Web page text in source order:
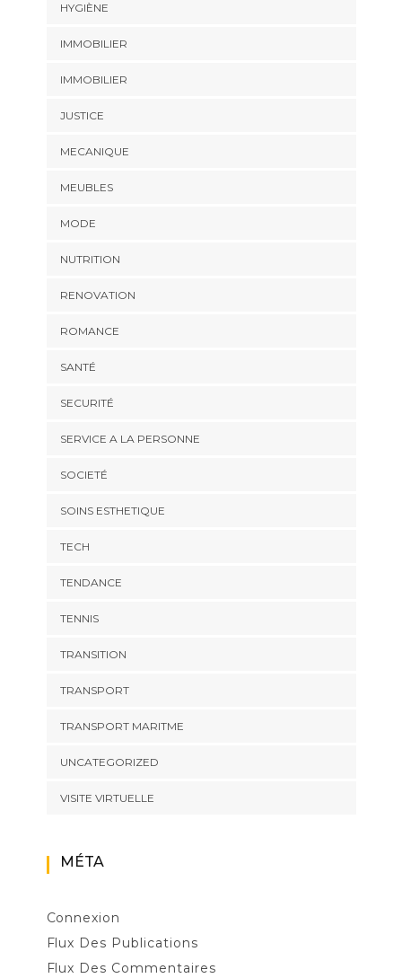
HYGIÈNE
IMMOBILIER
IMMOBILIER
JUSTICE
MECANIQUE
MEUBLES
MODE
NUTRITION
RENOVATION
ROMANCE
SANTÉ
SECURITÉ
SERVICE A LA PERSONNE
SOCIETÉ
SOINS ESTHETIQUE
TECH
TENDANCE
TENNIS
TRANSITION
TRANSPORT
TRANSPORT MARITME
UNCATEGORIZED
VISITE VIRTUELLE
MÉTA
Connexion
Flux Des Publications
Flux Des Commentaires